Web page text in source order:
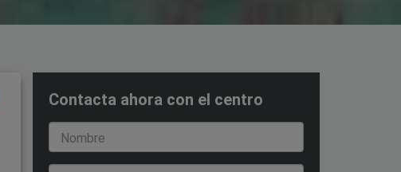
Contacta ahora con el centro
Nombre